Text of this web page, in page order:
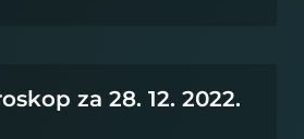
za 28. 12. 2022.